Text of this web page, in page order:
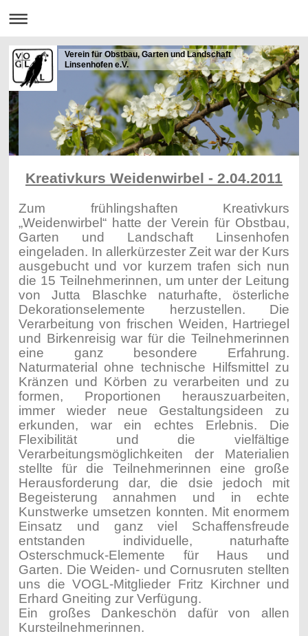
Verein für Obstbau, Garten und Landschaft
Linsenhofen e.V.
Kreativkurs Weidenwirbel - 2.04.2011
Zum frühlingshaften Kreativkurs
„Weidenwirbel“ hatte der Verein für Obstbau,
Garten und Landschaft Linsenhofen
eingeladen. In allerkürzester Zeit war der Kurs
ausgebucht und vor kurzem trafen sich nun
die 15 Teilnehmerinnen, um unter der Leitung
von Jutta Blaschke naturhafte, österliche
Dekorationselemente herzustellen. Die
Verarbeitung von frischen Weiden, Hartriegel
und Birkenreisig war für die Teilnehmerinnen
eine ganz besondere Erfahrung.
Naturmaterial ohne technische Hilfsmittel zu
Kränzen und Körben zu verarbeiten und zu
formen, Proportionen herauszuarbeiten,
immer wieder neue Gestaltungsideen zu
erkunden, war ein echtes Erlebnis. Die
Flexibilität und die vielfältige
Verarbeitungsmöglichkeiten der Materialien
stellte für die Teilnehmerinnen eine große
Herausforderung dar, die dsie jedoch mit
Begeisterung annahmen und in echte
Kunstwerke umsetzen konnten. Mit enormem
Einsatz und ganz viel Schaffensfreude
entstanden individuelle, naturhafte
Osterschmuck-Elemente für Haus und
Garten. Die Weiden- und Cornusruten stellten
uns die VOGL-Mitglieder Fritz Kirchner und
Erhard Gneiting zur Verfügung.
Ein großes Dankeschön dafür von allen
Kursteilnehmerinnen.